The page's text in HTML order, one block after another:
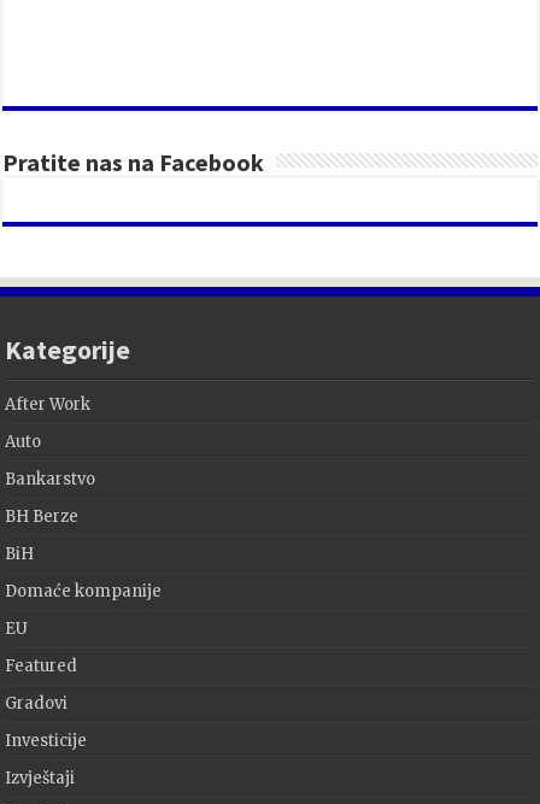
Pratite nas na Facebook
Kategorije
After Work
Auto
Bankarstvo
BH Berze
BiH
Domaće kompanije
EU
Featured
Gradovi
Investicije
Izvještaji